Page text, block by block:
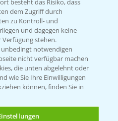
564 1
20220
besteht das Risiko, dass
dem Zugriff durch
zu Kontroll- und
und dagegen keine
Verfügung stehen.
notwendigen
nicht verfügbar machen
die unten abgelehnt oder
wie Sie Ihre Einwilligungen
können, finden Sie in